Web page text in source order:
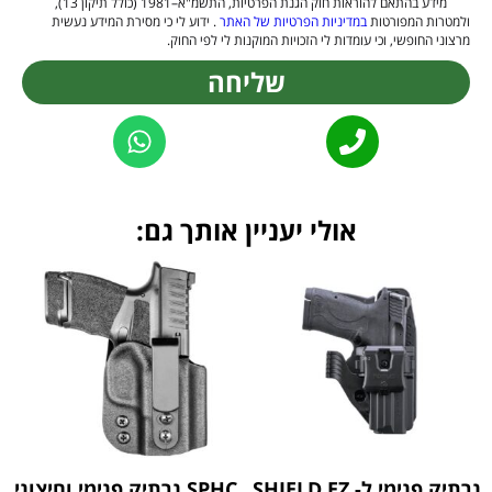
ולמטרות המפורטותבמדיניות הפרטיות של האתר. ידוע לי כי מסירת המידע נעשית
מרצוני החופשי, וכי עומדות לי הזכויות המוקנות לי לפי החוק.
שליחה
אולי יעניין אותך גם: